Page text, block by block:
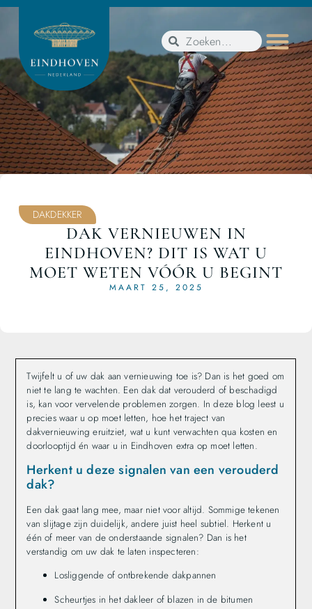
DAKDEKKER
DAK VERNIEUWEN IN
EINDHOVEN? DIT IS WAT U
MOET WETEN VÓÓR U BEGINT
MAART 25, 2025
Twijfelt u of uw dak aan vernieuwing toe is? Dan is het goed om
niet te lang te wachten. Een dak dat verouderd of beschadigd
is, kan voor vervelende problemen zorgen. In deze blog leest u
precies waar u op moet letten, hoe het traject van
dakvernieuwing eruitziet, wat u kunt verwachten qua kosten en
doorlooptijd én waar u in Eindhoven extra op moet letten.
Herkent u deze signalen van een verouderd
dak?
Een dak gaat lang mee, maar niet voor altijd. Sommige tekenen
van slijtage zijn duidelijk, andere juist heel subtiel. Herkent u
één of meer van de onderstaande signalen? Dan is het
verstandig om uw dak te laten inspecteren:
Losliggende of ontbrekende dakpannen
Scheurtjes in het dakleer of blazen in de bitumen